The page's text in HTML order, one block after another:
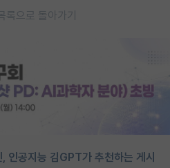
록으로 돌아가기
인공지능 김GPT가 추천하는 게시